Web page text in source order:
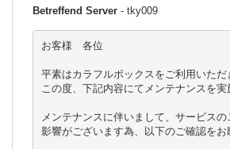
Betreffend Server - tky009
お客様　各位
平素はカラフルボックスをご利用いた
この度、下記内容にてメンテナンスを実
メンテナンスに伴いまして、サービス
影響がございます為、以下のご確認をお